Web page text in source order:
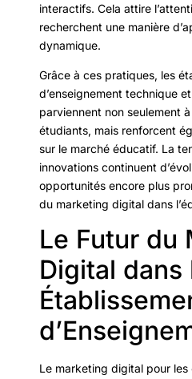
interactifs. Cela attire
recherchent une manière
dynamique.
Grâce à ces pratiques, les
d’enseignement technique
parviennent non seulement
étudiants, mais renforcent
sur le marché éducatif. La
innovations continuent
opportunités encore plus
du marketing digital dans
Le Futur du
Digital dans
Le marketing digital pour les